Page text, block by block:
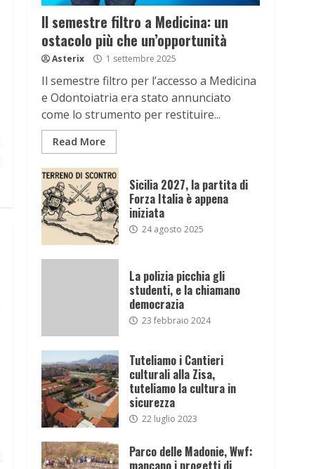
Il semestre filtro a Medicina: un
ostacolo più che un’opportunità
Asterix 1 settembre 2025
Il semestre filtro per l’accesso a Medicina
e Odontoiatria era stato annunciato
come lo strumento per restituire...
Read More
Sicilia 2027, la partita di
Forza Italia è appena
iniziata
24 agosto 2025
La polizia picchia gli
studenti, e la chiamano
democrazia
23 febbraio 2024
Tuteliamo i Cantieri
culturali alla Zisa,
tuteliamo la cultura in
sicurezza
22 luglio 2023
Parco delle Madonie, Wwf:
mancano i progetti di